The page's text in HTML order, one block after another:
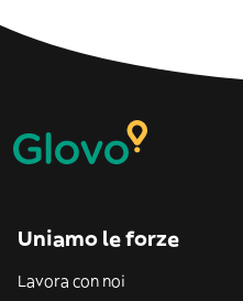
Uniamo le forze
Lavora con noi